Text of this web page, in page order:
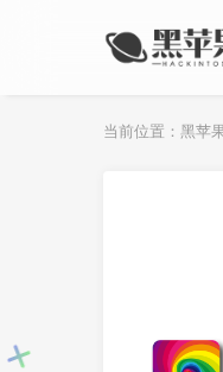
当前位置： 黑苹